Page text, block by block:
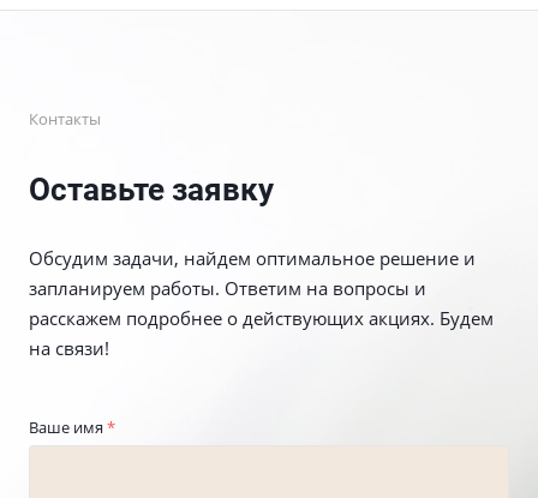
Контакты
Оставьте заявку
Обсудим задачи, найдем оптимальное решение и
запланируем работы. Ответим на вопросы и
расскажем подробнее о действующих акциях. Будем
на связи!
Ваше имя *